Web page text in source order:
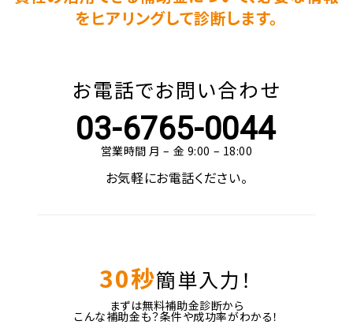
をヒアリングして診断します。
お電話でお問い合わせ
03-6765-0044
営業時間 月 – 金 9:00 – 18:00
お気軽にお電話ください。
30秒簡単入力！
まずは無料補助金診断から
こんな補助金も？条件や成功率がわかる！